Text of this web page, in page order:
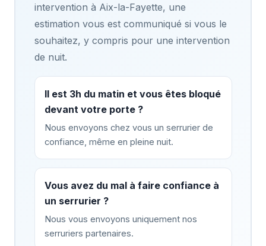
intervention à Aix-la-Fayette, une
estimation vous est communiqué si vous le
souhaitez, y compris pour une intervention
de nuit.
Il est 3h du matin et vous êtes bloqué
devant votre porte ?
Nous envoyons chez vous un serrurier de
confiance, même en pleine nuit.
Vous avez du mal à faire confiance à
un serrurier ?
Nous vous envoyons uniquement nos
serruriers partenaires.